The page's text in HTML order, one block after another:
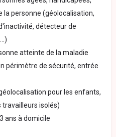
la personne (géolocalisation,
détecteur de
atteinte de la maladie
périmètre de sécurité, entrée
pour les enfants,
travailleurs isolés)
ans à domicile